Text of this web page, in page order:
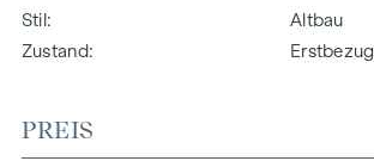
Stil
Altbau
Zustand
Erstbezug
PREIS